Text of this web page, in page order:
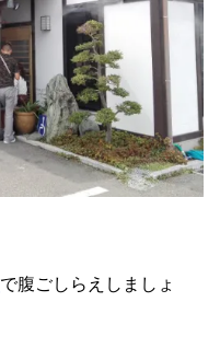
で腹ごしらえしましょ